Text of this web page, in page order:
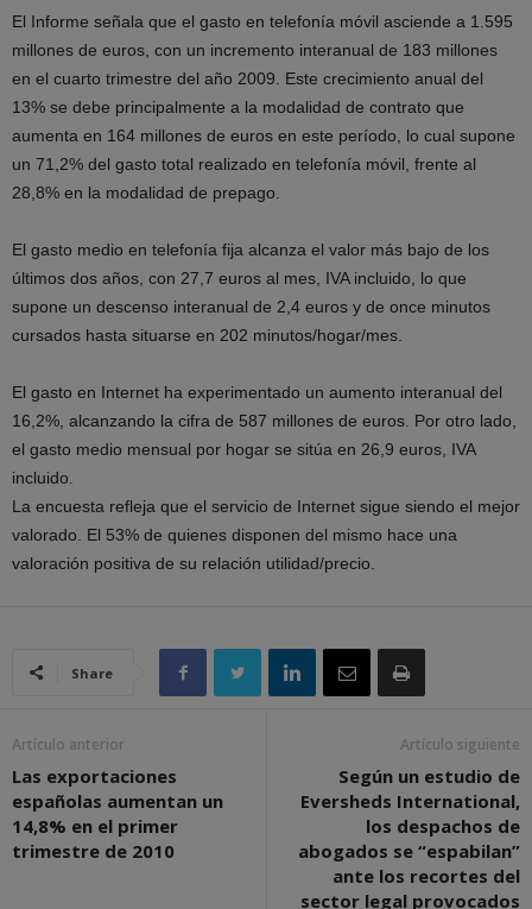
El Informe señala que el gasto en telefonía móvil asciende a 1.595
millones de euros, con un incremento interanual de 183 millones
en el cuarto trimestre del año 2009. Este crecimiento anual del
13% se debe principalmente a la modalidad de contrato que
aumenta en 164 millones de euros en este período, lo cual supone
un 71,2% del gasto total realizado en telefonía móvil, frente al
28,8% en la modalidad de prepago.
El gasto medio en telefonía fija alcanza el valor más bajo de los
últimos dos años, con 27,7 euros al mes, IVA incluido, lo que
supone un descenso interanual de 2,4 euros y de once minutos
cursados hasta situarse en 202 minutos/hogar/mes.
El gasto en Internet ha experimentado un aumento interanual del
16,2%, alcanzando la cifra de 587 millones de euros. Por otro lado,
el gasto medio mensual por hogar se sitúa en 26,9 euros, IVA
incluido.
La encuesta refleja que el servicio de Internet sigue siendo el mejor
valorado. El 53% de quienes disponen del mismo hace una
valoración positiva de su relación utilidad/precio.
Share
Artículo anterior
Las exportaciones
españolas aumentan un
14,8% en el primer
trimestre de 2010
Artículo siguiente
Según un estudio de
Eversheds International,
los despachos de
abogados se “espabilan”
ante los recortes del
sector legal provocados